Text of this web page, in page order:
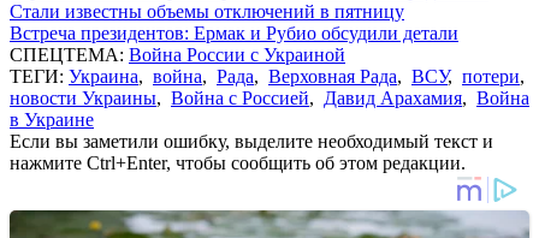
Стали известны объемы отключений в пятницу
Встреча президентов: Ермак и Рубио обсудили детали
СПЕЦТЕМА: Война России с Украиной
ТЕГИ: Украина, война, Рада, Верховная Рада, ВСУ, потери,
новости Украины, Война с Россией, Давид Арахамия, Война
в Украине
Если вы заметили ошибку, выделите необходимый текст и
нажмите Ctrl+Enter, чтобы сообщить об этом редакции.